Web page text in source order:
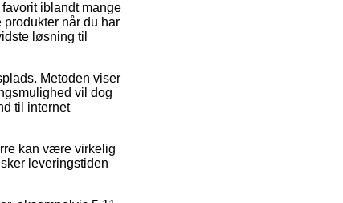
iblandt mange
produkter når du har
løsning til
Metoden viser
vil dog
til internet
kan være virkelig
leveringstiden